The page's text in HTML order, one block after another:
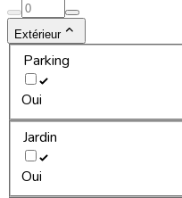
Extérieur
Parking
Oui
Jardin
Oui